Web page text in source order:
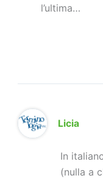
l’ultima…
Licia
In
(nulla a